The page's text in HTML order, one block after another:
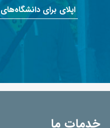
اپلای برای دانشگاه‌های
خدمات ما